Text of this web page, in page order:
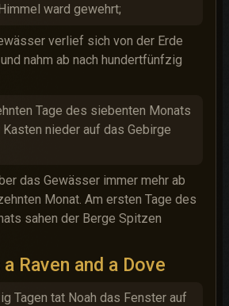
ward gewehrt;
verlief sich von der Erde
nahm ab nach hundertfünfzig
Tage des siebenten Monats
nieder auf das Gebirge
das Gewässer immer mehr ab
Monat. Am ersten Tage des
sahen der Berge Spitzen
Raven and a Dove
Tagen tat Noah das Fenster auf